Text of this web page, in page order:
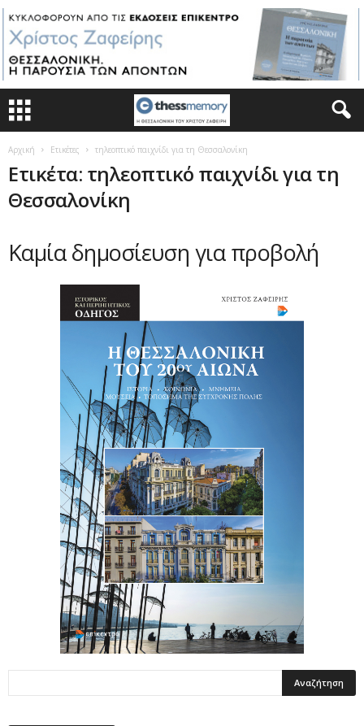
Αρχική Ετικέτες τηλεοπτικό παιχνίδι για τη Θεσσαλονίκη
Ετικέτα: τηλεοπτικό παιχνίδι για τη
Θεσσαλονίκη
Καμία δημοσίευση για προβολή